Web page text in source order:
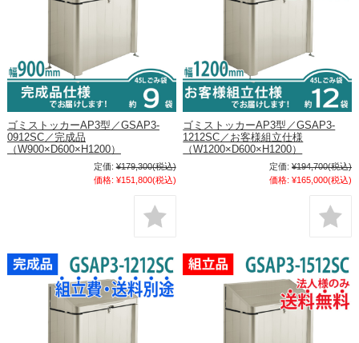
ゴミストッカーAP3型／GSAP3-
0912SC／完成品
（W900×D600×H1200）
定価: ¥179,300(税込)
価格: ¥151,800(税込)
ゴミストッカーAP3型／GSAP3-
1212SC／お客様組立仕様
（W1200×D600×H1200）
定価: ¥194,700(税込)
価格: ¥165,000(税込)